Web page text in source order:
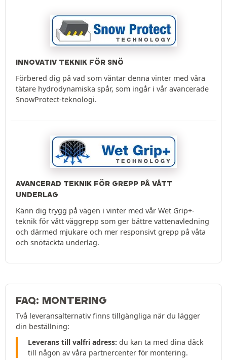
INNOVATIV TEKNIK FÖR SNÖ
Förbered dig på vad som väntar denna vinter med våra
tätare hydrodynamiska spår, som ingår i vår avancerade
SnowProtect-teknologi.
AVANCERAD TEKNIK FÖR GREPP PÅ VÅTT
UNDERLAG
Känn dig trygg på vägen i vinter med vår Wet Grip+-
teknik för vått väggrepp som ger bättre vattenavledning
och därmed mjukare och mer responsivt grepp på våta
och snötäckta underlag.
FAQ: MONTERING
Två leveransalternativ finns tillgängliga när du lägger
din beställning:
Leverans till valfri adress: du kan ta med dina däck
till någon av våra partnercenter för montering.